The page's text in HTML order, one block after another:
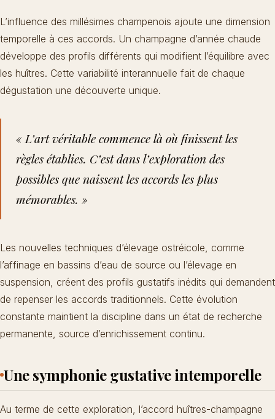
L’influence des millésimes champenois ajoute une dimension
temporelle à ces accords. Un champagne d’année chaude
développe des profils différents qui modifient l’équilibre avec
les huîtres. Cette variabilité interannuelle fait de chaque
dégustation une découverte unique.
« L’art véritable commence là où finissent les
règles établies. C’est dans l’exploration des
possibles que naissent les accords les plus
mémorables. »
Les nouvelles techniques d’élevage ostréicole, comme
l’affinage en bassins d’eau de source ou l’élevage en
suspension, créent des profils gustatifs inédits qui demandent
de repenser les accords traditionnels. Cette évolution
constante maintient la discipline dans un état de recherche
permanente, source d’enrichissement continu.
Une symphonie gustative intemporelle
Au terme de cette exploration, l’accord huîtres-champagne